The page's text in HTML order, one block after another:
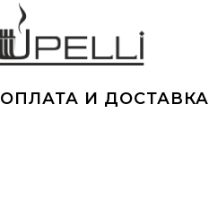
ОПЛАТА И ДОСТАВКА